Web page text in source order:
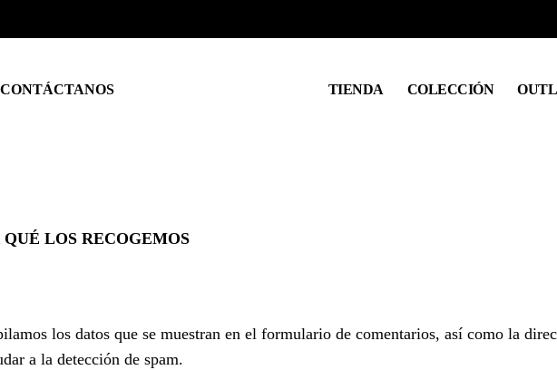
CONTÁCTANOS TIENDA COLECCIÓN
LOS RECOGEMOS
los datos que se muestran en el formulario de comentarios, así como la
a la detección de spam.